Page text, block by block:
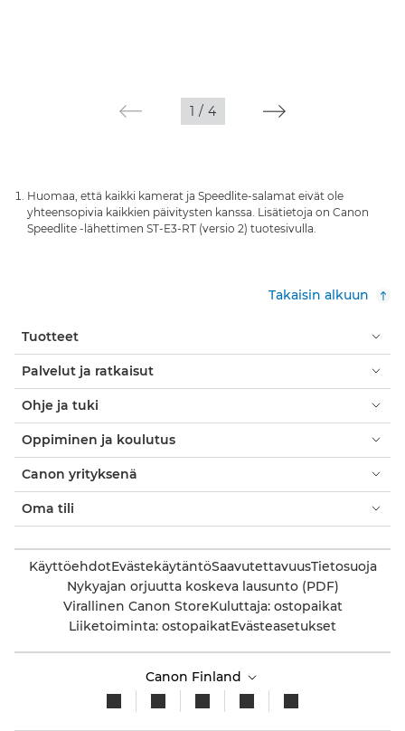
1 / 4
Huomaa, että kaikki kamerat ja Speedlite-salamat eivät ole
yhteensopivia kaikkien päivitysten kanssa. Lisätietoja on Canon
Speedlite -lähettimen ST-E3-RT (versio 2) tuotesivulla.
Takaisin alkuun
Tuotteet
Palvelut ja ratkaisut
Ohje ja tuki
Oppiminen ja koulutus
Canon yrityksenä
Oma tili
KäyttöehdotEvästekäytäntöSaavutettavuusTietosuoja
Nykyajan orjuutta koskeva lausunto (PDF)
Virallinen Canon StoreKuluttaja: ostopaikat
Liiketoiminta: ostopaikatEvästeasetukset
Canon Finland